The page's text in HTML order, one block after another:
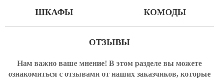
ШКАФЫ КОМОДЫ
ОТЗЫВЫ
Нам важно ваше мнение! В этом разделе вы можете
ознакомиться с отзывами от наших заказчиков, которые